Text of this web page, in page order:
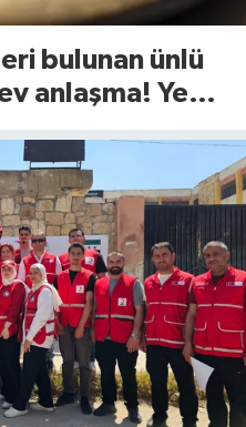
bulunan ünlü
anlaşma! Yeni